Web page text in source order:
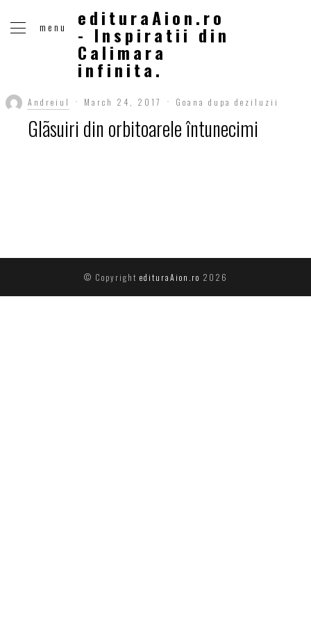
menu edituraAion.ro
- Inspiratii din
Calimara
infinita.
Andreiul March 24, 2017 Goana dupa deziluzii
Glãsuiri din orbitoarele întunecimi
© Copyright edituraAion.ro 2026